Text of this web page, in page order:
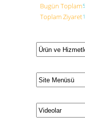
Bugün Toplam
Toplam Ziyaret